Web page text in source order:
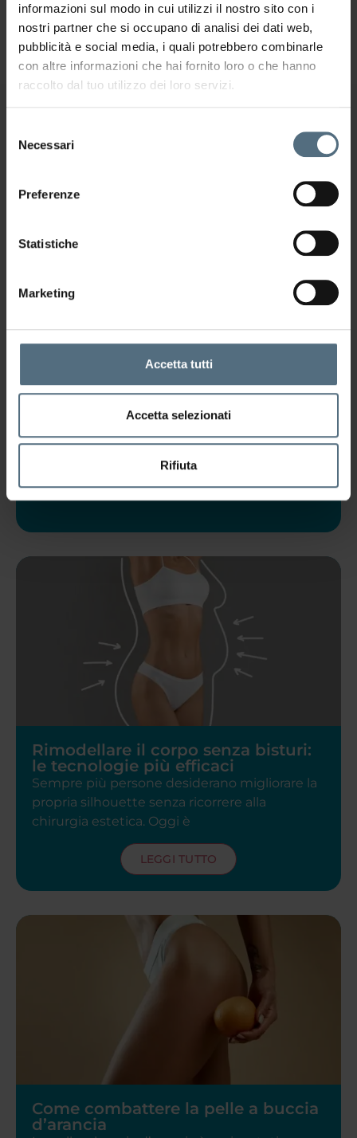
informazioni sul modo in cui utilizzi il nostro sito con i
nostri partner che si occupano di analisi dei dati web,
pubblicità e social media, i quali potrebbero combinarle
con altre informazioni che hai fornito loro o che hanno
raccolto dal tuo utilizzo dei loro servizi.
delNecessari
Preferenze
Statistiche
Marketing
Accetta tutti
Accetta selezionati
Rifiuta
CONDIVIDI
L'ARTICOLO
Potrebbe interessarti anche
Perché la cellulite colpisce anche
le persone magre
Ti guardi allo specchio, la taglia è quella di
sempre, la bilancia non ti ha
Rimodellare il corpo senza bisturi:
le tecnologie più efficaci
Sempre più persone desiderano migliorare la
propria silhouette senza ricorrere alla
chirurgia estetica. Oggi è
LEGGI TUTTO
Come combattere la pelle a buccia
d’arancia